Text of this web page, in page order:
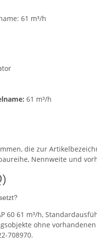
61 m³/h
61 m³/h
die zur
Nennweite und
60 61 m³/h,
ohne
708970.